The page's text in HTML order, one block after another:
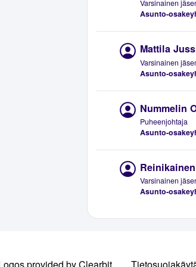
Varsinainen
Asunto-
Mattila
Varsinainen
Asunto-
Nummelin
Puheenjohtaja
Asunto-
Varsinainen
Asunto-